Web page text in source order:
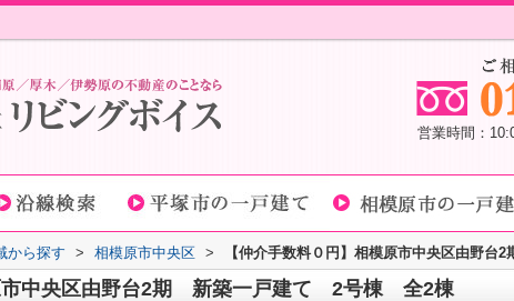
営業時間：
から探す > 相模原市中央区 > 【仲介手数料０円】相模原市中央区由野
市中央区由野台2期 新築一戸建て 2号棟 全2棟